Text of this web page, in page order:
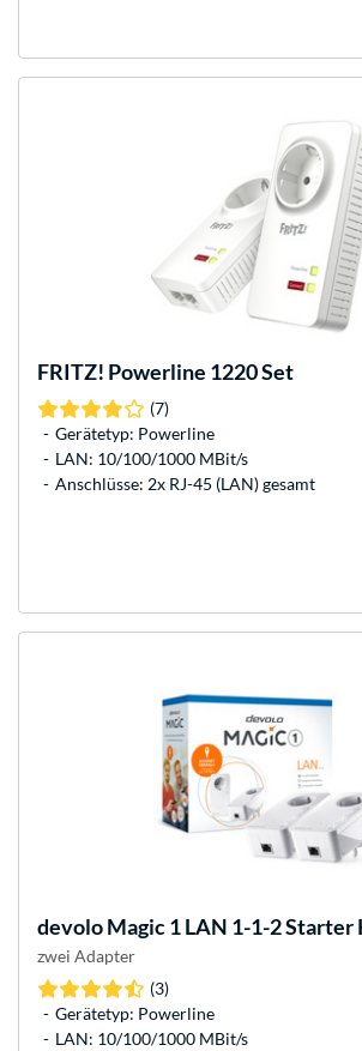
FRITZ! Powerline 1220 Set
(7)
Gerätetyp: Powerline
LAN: 10/100/1000 MBit/s
Anschlüsse: 2x RJ-45 (LAN) gesamt
devoloMagic 1 LAN 1-1-2
zwei Adapter
(3)
Gerätetyp: Powerline
LAN: 10/100/1000 MBit/s